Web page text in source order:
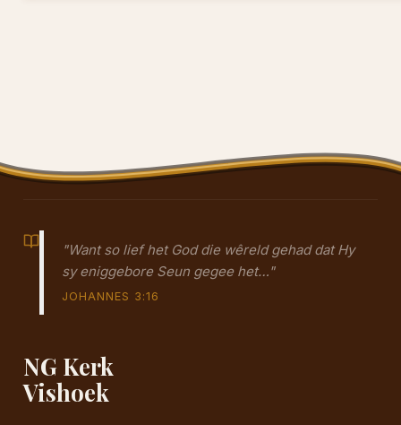
"Want so lief het God die wêreld gehad dat Hy
sy eniggebore Seun gegee het…"
JOHANNES 3:16
NG Kerk
Vishoek